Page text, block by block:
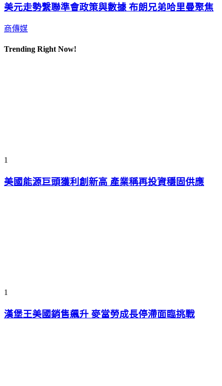
美元走勢繫聯準會政策與數據 布朗兄弟哈里曼聚焦
商傳媒
Trending Right Now!
1
美國能源巨頭獲利創新高 產業稱再投資穩固供應
1
漢堡王美國銷售飆升 麥當勞成長停滯面臨挑戰